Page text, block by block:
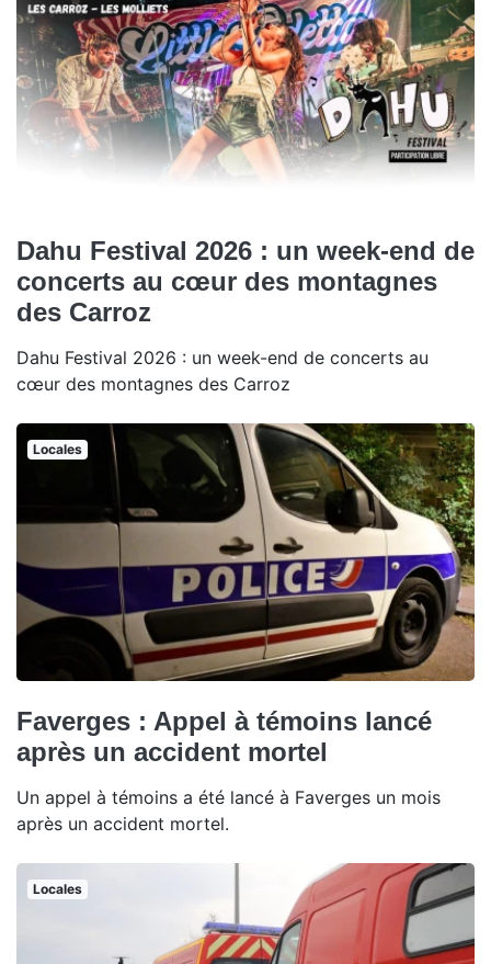
Dahu Festival 2026 : un week-end de
concerts au cœur des montagnes
des Carroz
Dahu Festival 2026 : un week-end de concerts au
cœur des montagnes des Carroz
Locales
Faverges : Appel à témoins lancé
après un accident mortel
Un appel à témoins a été lancé à Faverges un mois
après un accident mortel.
Locales